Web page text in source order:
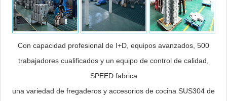
Con capacidad profesional de I+D, equipos avanzados, 500
trabajadores cualificados y un equipo de control de calidad,
SPEED fabrica
una variedad de fregaderos y accesorios de cocina SUS304 de